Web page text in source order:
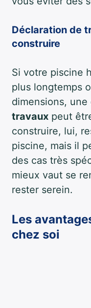
Déclaration de
construire
Si votre piscine
plus longtemps
dimensions, une
travaux peut
construire, lui,
piscine, mais il
des cas très
mieux vaut se
rester serein.
Les
chez soi